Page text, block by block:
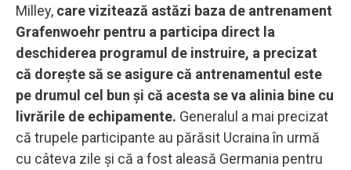
Milley, care vizitează astăzi baza de antrenament
Grafenwoehr pentru a participa direct la
deschiderea programul de instruire, a precizat
că dorește să se asigure că antrenamentul este
pe drumul cel bun și că acesta se va alinia bine cu
livrările de echipamente. Generalul a mai precizat
că trupele participante au părăsit Ucraina în urmă
cu câteva zile și că a fost aleasă Germania pentru